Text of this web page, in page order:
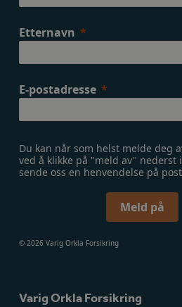
Etternavn
E-postadresse
Du kan når som helst melde deg
ved å klikke på "meld av" nederst
sende oss en henvendelse på
Meld på
© 2026 Varig Orkla Forsikring
Varig Orkla Forsikring